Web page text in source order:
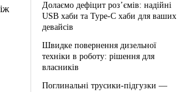
Долаємо дефіцит роз’ємів: надійні
USB хаби та Type-C хаби для ваших
девайсів
Швидке повернення дизельної
техніки в роботу: рішення для
власників
Поглинальні трусики-підгузки —